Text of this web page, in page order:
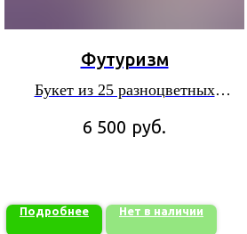
Футуризм
Букет из 25 разноцветных
6 500 руб.
Подробнее Нет в наличии